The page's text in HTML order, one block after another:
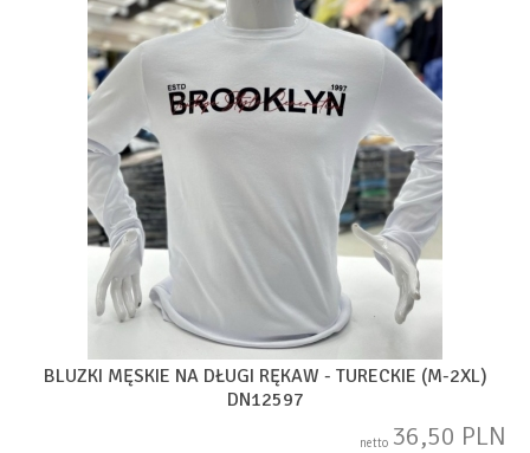
BLUZKI MĘSKIE NA DŁUGI RĘKAW - TURECKIE (M-2XL)
DN12597
netto 36,50 PLN